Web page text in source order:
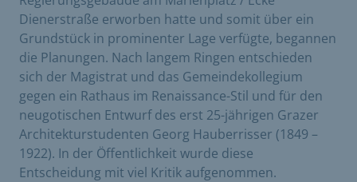
Dienerstraße erworben hatte und somit über ein
Grundstück in prominenter Lage verfügte, begannen
die Planungen. Nach langem Ringen entschieden
sich der Magistrat und das Gemeindekollegium
gegen ein Rathaus im Renaissance-Stil und für den
neugotischen Entwurf des erst 25-jährigen Grazer
Architekturstudenten Georg Hauberrisser (1849 –
1922). In der Öffentlichkeit wurde diese
Entscheidung mit viel Kritik aufgenommen.